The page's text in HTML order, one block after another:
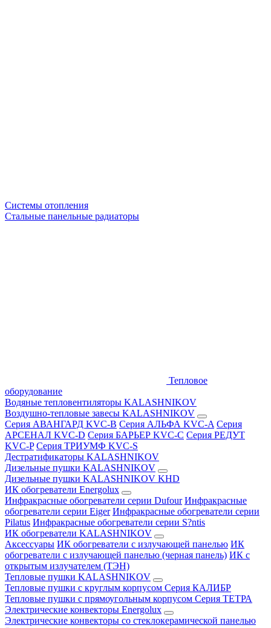
Системы отопления
Стальные панельные радиаторы
Тепловое
оборудование
Водяные тепловентиляторы KALASHNIKOV
Воздушно-тепловые завесы KALASHNIKOV
Серия АВАНГАРД KVC-B Серия АЛЬФА KVC-A Серия
АРСЕНАЛ KVC-D Серия БАРЬЕР KVC-C Серия РЕДУТ
KVC-P Серия ТРИУМФ KVC-S
Дестратификаторы KALASHNIKOV
Дизельные пушки KALASHNIKOV
Дизельные пушки KALASHNIKOV KHD
ИК обогреватели Energolux
Инфракрасные обогреватели серии Dufour Инфракрасные
обогреватели серии Eiger Инфракрасные обогреватели серии
Pilatus Инфракрасные обогреватели серии S?ntis
ИК обогреватели KALASHNIKOV
Аксессуары ИК обогреватели с излучающей панелью ИК
обогреватели с излучающей панелью (черная панель) ИК с
открытым излучателем (ТЭН)
Тепловые пушки KALASHNIKOV
Тепловые пушки с круглым корпусом Серия КАЛИБР
Тепловые пушки с прямоугольным корпусом Серия ТЕТРА
Электрические конвекторы Energolux
Электрические конвекторы со стеклокерамической панелью